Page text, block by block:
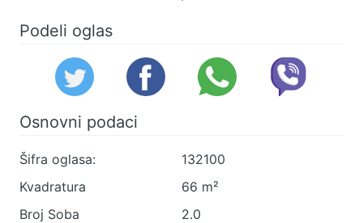
Podeli oglas
Osnovni podaci
Šifra oglasa:
132100
Kvadratura
66 m²
Broj Soba
2.0